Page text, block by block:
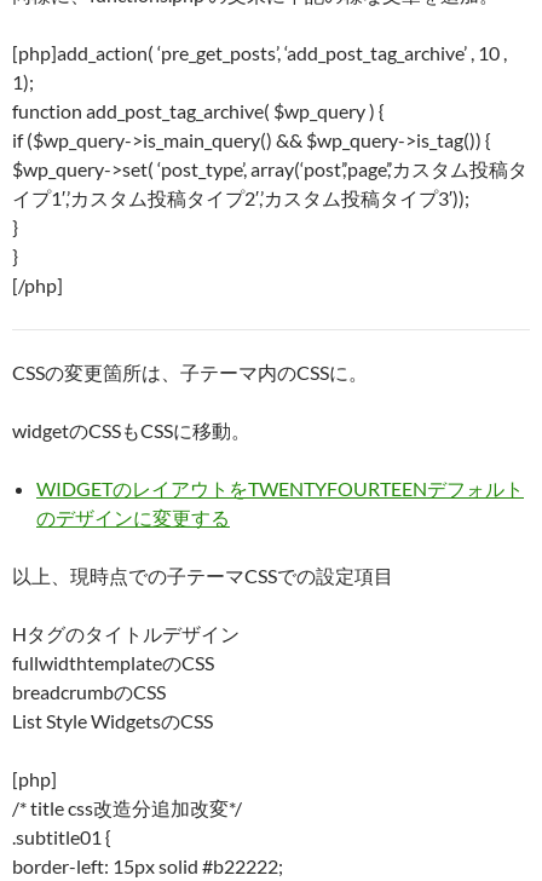
[php]add_action( ‘pre_get_posts’, ‘add_post_tag_archive’ , 10 ,
1);
function add_post_tag_archive( $wp_query ) {
if ($wp_query->is_main_query() && $wp_query->is_tag()) {
$wp_query->set( ‘post_type’, array(‘post’,’page’,’カスタム投稿タ
イプ1′,’カスタム投稿タイプ2′,’カスタム投稿タイプ3′));
}
}
[/php]
CSSの変更箇所は、子テーマ内のCSSに。
widgetのCSSもCSSに移動。
WIDGETのレイアウトをTWENTYFOURTEENデフォルト
のデザインに変更する
以上、現時点での子テーマCSSでの設定項目
Hタグのタイトルデザイン
fullwidthtemplateのCSS
breadcrumbのCSS
List Style WidgetsのCSS
[php]
/* title css改造分追加改変*/
.subtitle01 {
border-left: 15px solid #b22222;